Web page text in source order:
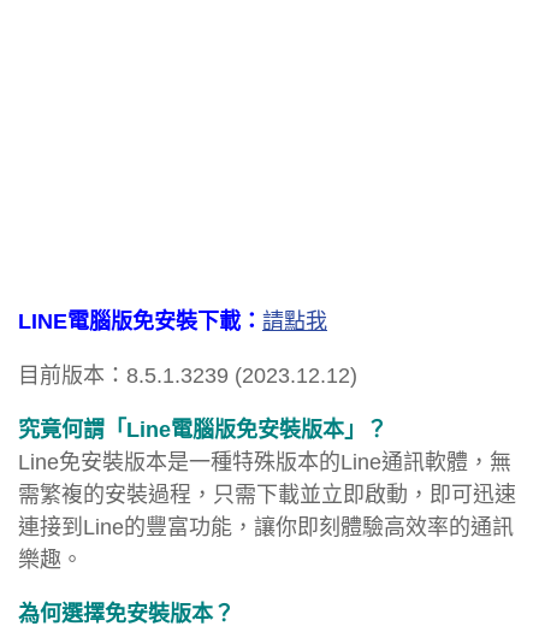
LINE電腦版免安裝下載： 請點我
目前版本：8.5.1.3239 (2023.12.12)
究竟何謂「Line電腦版免安裝版本」？
Line免安裝版本是一種特殊版本的Line通訊軟體，無
需繁複的安裝過程，只需下載並立即啟動，即可迅速
連接到Line的豐富功能，讓你即刻體驗高效率的通訊
樂趣。
為何選擇免安裝版本？